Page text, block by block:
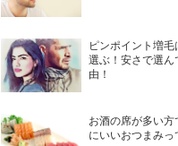
ピンポイント増
選ぶ！安さで選ん
由！
お酒の席が多い
にいいおつまみっ